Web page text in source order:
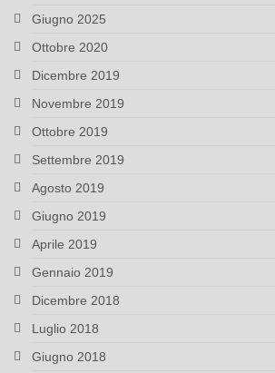
Giugno 2025
Ottobre 2020
Dicembre 2019
Novembre 2019
Ottobre 2019
Settembre 2019
Agosto 2019
Giugno 2019
Aprile 2019
Gennaio 2019
Dicembre 2018
Luglio 2018
Giugno 2018